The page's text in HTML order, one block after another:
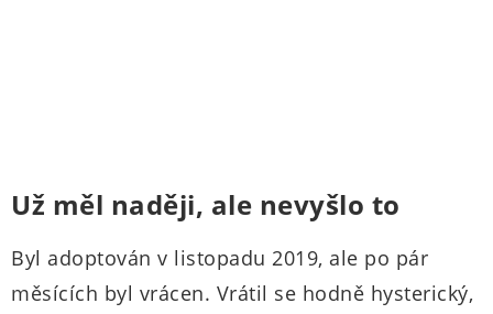
Už měl naději, ale nevyšlo to
Byl adoptován v listopadu 2019, ale po pár
měsících byl vrácen. Vrátil se hodně hysterický,